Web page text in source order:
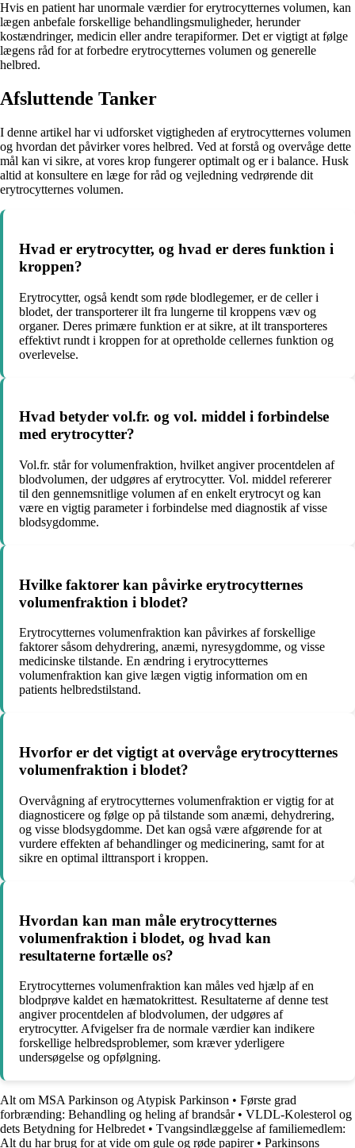
Hvis en patient har unormale værdier for erytrocytternes volumen, kan
lægen anbefale forskellige behandlingsmuligheder, herunder
kostændringer, medicin eller andre terapiformer. Det er vigtigt at følge
lægens råd for at forbedre erytrocytternes volumen og generelle
helbred.
Afsluttende Tanker
I denne artikel har vi udforsket vigtigheden af erytrocytternes volumen
og hvordan det påvirker vores helbred. Ved at forstå og overvåge dette
mål kan vi sikre, at vores krop fungerer optimalt og er i balance. Husk
altid at konsultere en læge for råd og vejledning vedrørende dit
erytrocytternes volumen.
Hvad er erytrocytter, og hvad er deres funktion i
kroppen?
Erytrocytter, også kendt som røde blodlegemer, er de celler i
blodet, der transporterer ilt fra lungerne til kroppens væv og
organer. Deres primære funktion er at sikre, at ilt transporteres
effektivt rundt i kroppen for at opretholde cellernes funktion og
overlevelse.
Hvad betyder vol.fr. og vol. middel i forbindelse
med erytrocytter?
Vol.fr. står for volumenfraktion, hvilket angiver procentdelen af
blodvolumen, der udgøres af erytrocytter. Vol. middel refererer
til den gennemsnitlige volumen af en enkelt erytrocyt og kan
være en vigtig parameter i forbindelse med diagnostik af visse
blodsygdomme.
Hvilke faktorer kan påvirke erytrocytternes
volumenfraktion i blodet?
Erytrocytternes volumenfraktion kan påvirkes af forskellige
faktorer såsom dehydrering, anæmi, nyresygdomme, og visse
medicinske tilstande. En ændring i erytrocytternes
volumenfraktion kan give lægen vigtig information om en
patients helbredstilstand.
Hvorfor er det vigtigt at overvåge erytrocytternes
volumenfraktion i blodet?
Overvågning af erytrocytternes volumenfraktion er vigtig for at
diagnosticere og følge op på tilstande som anæmi, dehydrering,
og visse blodsygdomme. Det kan også være afgørende for at
vurdere effekten af behandlinger og medicinering, samt for at
sikre en optimal ilttransport i kroppen.
Hvordan kan man måle erytrocytternes
volumenfraktion i blodet, og hvad kan
resultaterne fortælle os?
Erytrocytternes volumenfraktion kan måles ved hjælp af en
blodprøve kaldet en hæmatokrittest. Resultaterne af denne test
angiver procentdelen af blodvolumen, der udgøres af
erytrocytter. Afvigelser fra de normale værdier kan indikere
forskellige helbredsproblemer, som kræver yderligere
undersøgelse og opfølgning.
Alt om MSA Parkinson og Atypisk Parkinson • Første grad
forbrænding: Behandling og heling af brandsår• VLDL-Kolesterol og
dets Betydning for Helbredet • Tvangsindlæggelse af familiemedlem:
Alt du har brug for at vide om gule og røde papirer• Parkinsons